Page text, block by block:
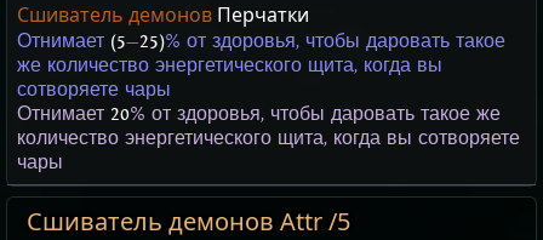
Сшиватель демонов Перчатки
Отнимает (5—25)% от здоровья, чтобы даровать такое
же количество энергетического щита, когда вы
сотворяете чары
Отнимает 20% от здоровья, чтобы даровать такое же
количество энергетического щита, когда вы сотворяете
чары
Сшиватель демонов Attr /5